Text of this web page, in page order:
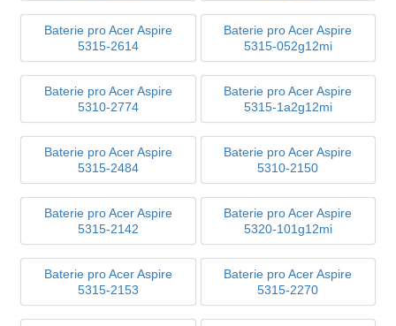
Baterie pro Acer Aspire
5315-2614
Baterie pro Acer Aspire
5315-052g12mi
Baterie pro Acer Aspire
5310-2774
Baterie pro Acer Aspire
5315-1a2g12mi
Baterie pro Acer Aspire
5315-2484
Baterie pro Acer Aspire
5310-2150
Baterie pro Acer Aspire
5315-2142
Baterie pro Acer Aspire
5320-101g12mi
Baterie pro Acer Aspire
5315-2153
Baterie pro Acer Aspire
5315-2270